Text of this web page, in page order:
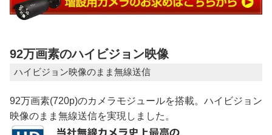
92万画素のハイビジョン映像
ハイビジョン映像のまま無線送信
92万画素(720p)のカメラモジュールを搭載。ハイビジョン
映像のまま無線送信を実現しました。